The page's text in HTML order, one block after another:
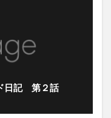
日記 第２話